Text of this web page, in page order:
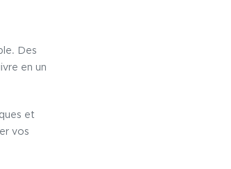
Des
en un
et
vos